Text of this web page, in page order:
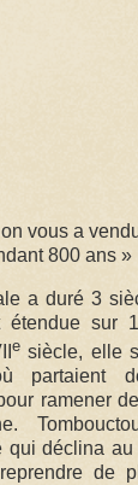
vous a
800 ans »
a duré 3
étendue sur
esiècle, elle
partaient
ramener
qui déclina
de